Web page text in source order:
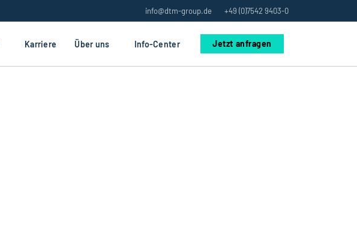
info@dtm-group.de +49 (0)7542 9403-0
Karriere Über uns Info-Center Jetzt anfragen